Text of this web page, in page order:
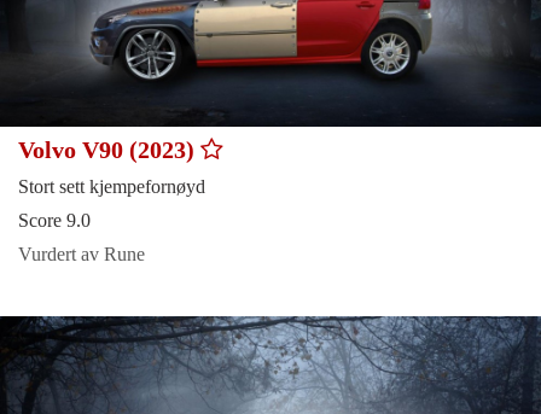
Volvo V90 (2023)
Stort sett kjempefornøyd
Score 9.0
Vurdert av Rune